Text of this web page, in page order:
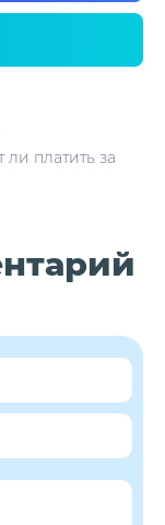
платить за